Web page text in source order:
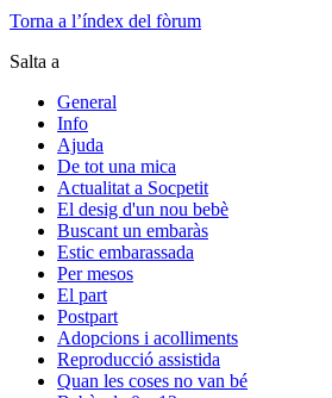
Torna a l’índex del fòrum
Salta a
General
Info
Ajuda
De tot una mica
Actualitat a Socpetit
El desig d'un nou bebè
Buscant un embaràs
Estic embarassada
Per mesos
El part
Postpart
Adopcions i acolliments
Reproducció assistida
Quan les coses no van bé